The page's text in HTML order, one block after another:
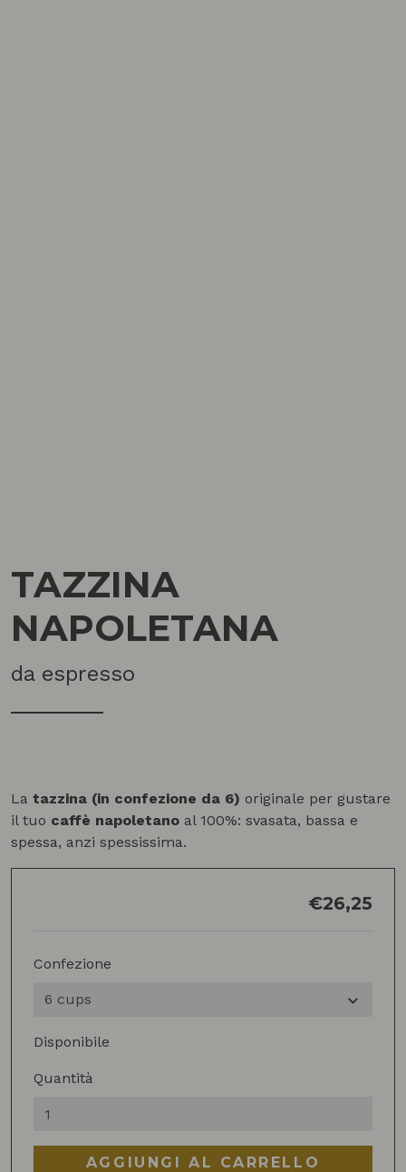
TAZZINA
NAPOLETANA
da espresso
La tazzina (in confezione da 6) originale per gustare
il tuo caffè napoletano al 100%: svasata, bassa e
spessa, anzi spessissima.
€26,25
Confezione
Disponibile
Quantità
Tazzina
quantità
AGGIUNGI AL CARRELLO